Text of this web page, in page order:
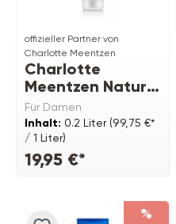
offizieller Partner von
Charlotte Meentzen
Charlotte
Meentzen Natur
Pur BALANCE
Körperpeeling
Bio-Rohrzucker
Grüner Tee
Für Damen
Inhalt: 0.2 Liter(99,75 €*
/ 1 Liter)
19,95 €*
%